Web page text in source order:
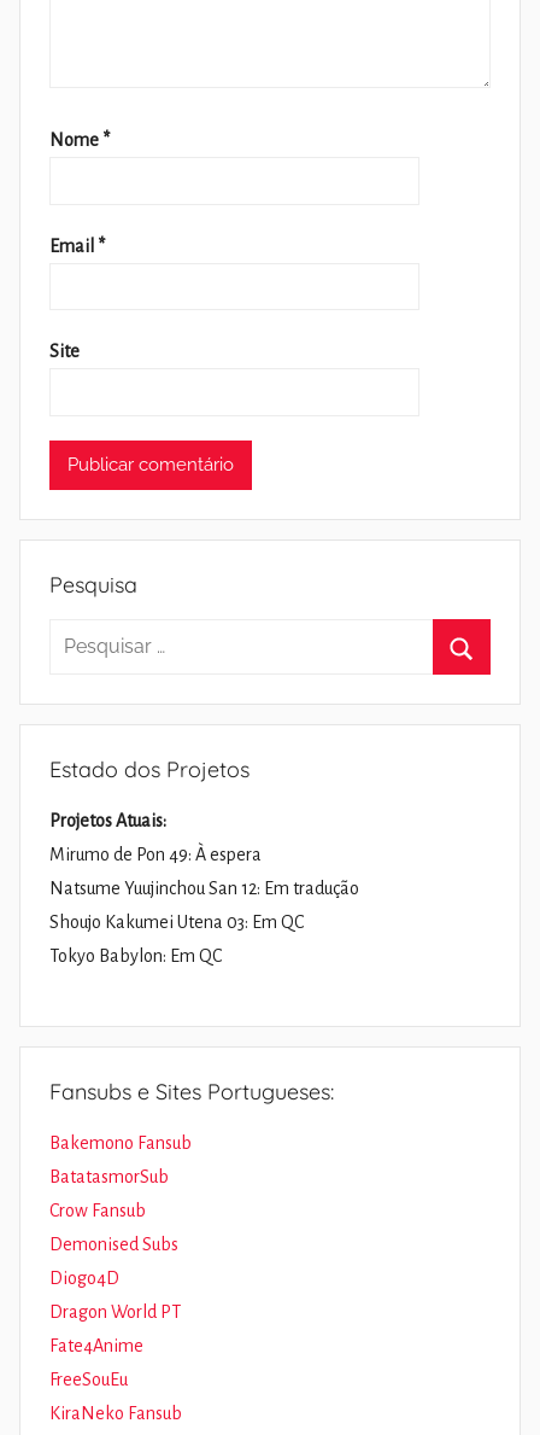
Nome *
Email *
Site
Pesquisa
Pesquisar
Estado dos Projetos
Projetos Atuais:
Mirumo de Pon 49: À espera
Natsume Yuujinchou San 12: Em tradução
Shoujo Kakumei Utena 03: Em QC
Tokyo Babylon: Em QC
Fansubs e Sites Portugueses:
Bakemono Fansub
BatatasmorSub
Crow Fansub
Demonised Subs
Diogo4D
Dragon World PT
Fate4Anime
FreeSouEu
KiraNeko Fansub